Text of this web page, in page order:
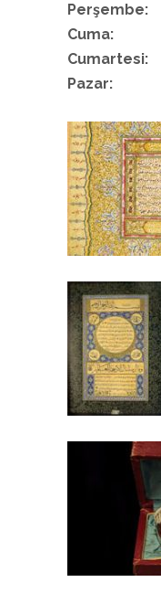
Perşembe:
Cuma:
Cumartesi:
Pazar: